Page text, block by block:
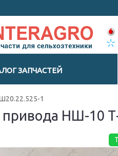
ЗАПЧАСТЕЙ
1
НШ-10